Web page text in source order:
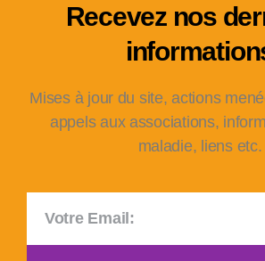
Recevez nos
Mises à jour du site, actions
appels aux associations,
maladie, liens etc.